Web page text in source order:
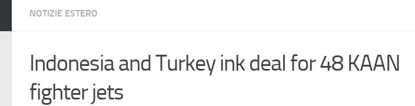
NOTIZIE ESTERO
Indonesia and Turkey ink deal for 48 KAAN
fighter jets